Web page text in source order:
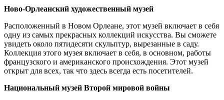
Ново-Орлеанский художественный музей
Расположенный в Новом Орлеане, этот музей включает в себя
одну из самых прекрасных коллекций искусства. Вы сможете
увидеть около пятидесяти скульптур, вырезанные в саду.
Коллекция этого музея включает в себя, в основном, работы
французского и американского происхождения. Этот музей
открыт для всех, так что здесь всегда есть посетителей.
Национальный музей Второй мировой войны